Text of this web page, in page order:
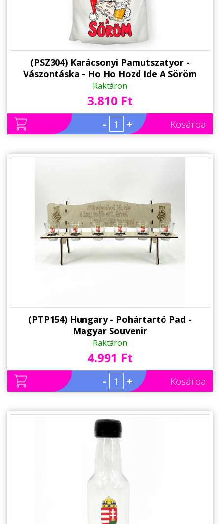
(PSZ304) Karácsonyi Pamutszatyor -
Vászontáska - Ho Ho Hozd Ide A Söröm
Raktáron
3.810 Ft
- + Kosárba
(PTP154) Hungary - Pohártartó Pad -
Magyar Souvenir
Raktáron
4.991 Ft
- + Kosárba